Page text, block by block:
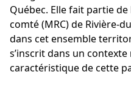
Québec. Elle fait partie
comté (MRC) de Rivière-
dans cet ensemble
s’inscrit dans un
caractéristique de cette